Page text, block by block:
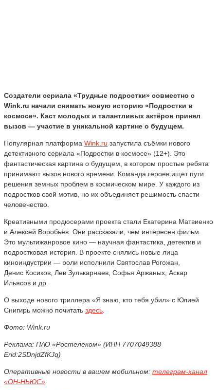
Создатели сериала «Трудные подростки» совместно с
Wink.ru начали снимать новую историю «Подростки в
космосе». Каст молодых и талантливых актёров принял
вызов — участие в уникальной картине о будущем.
Популярная платформа Wink.ru запустила съёмки нового
детективного сериала «Подростки в космосе» (12+). Это
фантастическая картина о будущем, в котором простые ребята
принимают вызов нового времени. Команда героев ищет пути
решения земных проблем в космическом мире. У каждого из
подростков свой мотив, но их объединяет решимость спасти
человечество.
Креативными продюсерами проекта стали Екатерина Матвиенко
и Алексей Воробьёв. Они рассказали, чем интересен фильм.
Это мультижанровое кино — научная фантастика, детектив и
подростковая история. В проекте снялись новые лица
киноиндустрии — роли исполнили Святослав Рогожан
Денис Косиков , Лев Зулькарнаев , Софья Аржаных, Аскар
Ильясов и др.
О выходе нового триллера «Я знаю, кто тебя убил» с Юлией
Снигирь можно почитать здесь
Фото: Wink.ru
Реклама: ПАО «Ростелеком» (ИНН 7707049388
Erid:2SDnjdZfKJq)
Оперативные новости в вашем мобильном: телеграм-канал
«ОН-НЬЮС»